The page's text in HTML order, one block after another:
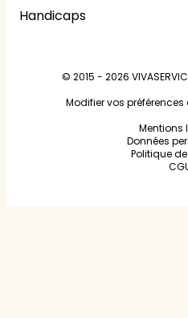
Handicaps
© 2015 - 2026
Modifier vos
Mentions
Données
Politique